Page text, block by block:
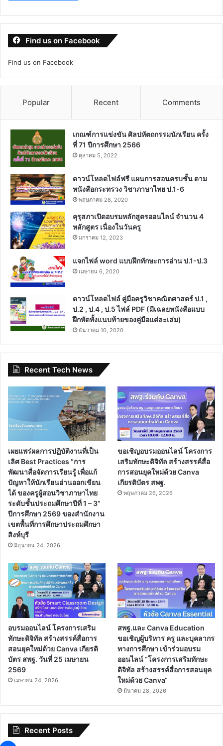
Find us on Facebook
Find us on Facebook
Popular Recent Comments
เกณฑ์การแข่งขัน ศิลปหัตถกรรมนักเรียน ครั้ง
ที่ 71 ปีการศึกษา 2566
ตุลาคม 5, 2022
ดาวน์โหลดไฟล์ฟรี แผนการสอนครบชั้น ตาม
หนังสือกระทรวง วิชาภาษาไทย ป.1-6
พฤษภาคม 28, 2020
คุรุสภาเปิดอบรมหลักสูตรออนไลน์ จำนวน 4
หลักสูตร เนื่องในวันครู
มกราคม 12, 2023
แจกไฟล์ word แบบฝึกทักษะการอ่าน ป.1-ป.3
เมษายน 6, 2020
ดาวน์โหลดไฟล์ คู่มือครูวิชาคณิตศาสตร์ ป.1 ,
ป.2 , ป.4 , ป.5 ไฟล์ PDF (มีเฉลยหนังสือแบบ
ฝึกหัดทั้งแนบท้ายของคู่มือแต่ละเล่ม)
ธันวาคม 10, 2020
Recent Tech News
เผยแพร่ผลการปฏิบัติงานที่เป็น
เลิศ Best Practices “การ
พัฒนาสื่อจัดการเรียนรู้ เพื่อแก้
ปัญหาให้นักเรียนอ่านออกเขียน
ได้ ของครูผู้สอนวิชาภาษาไทย
ระดับชั้นประถมศึกษาปีที่ 1 – 3”
ปีการศึกษา 2569 ของสำนักงาน
เขตพื้นที่การศึกษาประถมศึกษา
สิงห์บุรี
มิถุนายน 24, 2026
ขอเชิญอบรมออนไลน์ โครงการ
เสริมทักษะดิจิทัล สร้างสรรค์สื่อ
การสอนยุคใหม่ด้วย Canva
เกียรติบัตร สพฐ.
พฤษภาคม 26, 2026
อบรมออนไลน์ โครงการเสริม
ทักษะดิจิทัล สร้างสรรค์สื่อการ
สอนยุคใหม่ด้วย Canva เกียรติ
บัตร สพฐ. วันที่ 25 เมษายน
2569
เมษายน 24, 2026
สพฐ.และ Canva Education
ขอเชิญผู้บริหาร ครู และบุคลากร
ทางการศึกษา เข้าร่วมอบรม
ออนไลน์ “โครงการเสริมทักษะ
ดิจิทัล สร้างสรรค์สื่อการสอนยุค
ใหม่ด้วย Canva“
มีนาคม 28, 2026
Recent Posts